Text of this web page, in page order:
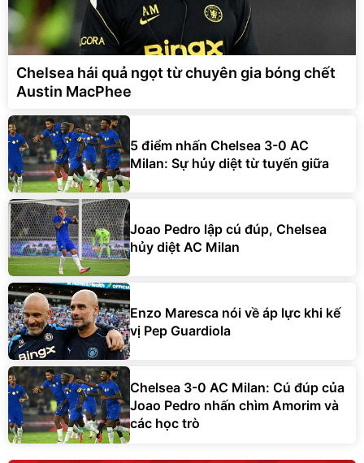
Chelsea hái quả ngọt từ chuyên gia bóng chết
Austin MacPhee
5 điểm nhấn Chelsea 3-0 AC
Milan: Sự hủy diệt từ tuyến giữa
Joao Pedro lập cú đúp, Chelsea
hủy diệt AC Milan
Enzo Maresca nói về áp lực khi kế
vị Pep Guardiola
Chelsea 3-0 AC Milan: Cú đúp của
Joao Pedro nhấn chìm Amorim và
các học trò